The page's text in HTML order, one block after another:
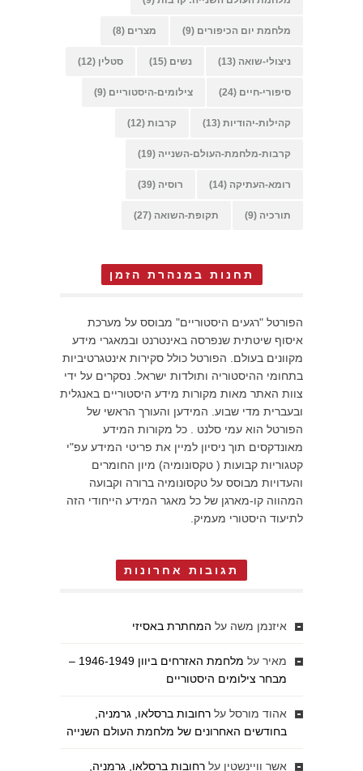
מלחמת יום הכיפורים (9) מצרים (8)
ניצולי-שואה (13) נשים (15) סטלין (12)
סיפורי-חיים (24) צילומים-היסטוריים (9)
קהילות-יהודיות (13) קרבות (12)
קרבות-מלחמת-העולם-השנייה (19)
רומא-העתיקה (14) רוסיה (39)
תורכיה (9) תקופת-השואה (27)
תחנות במנהרת הזמן
הפורטל "רגעים היסטוריים" מבוסס על מערכת
איסוף שיטתית שנפרסה באינטרנט ובמאגרי מידע
מקוונים בעולם. הפורטל כולל סקירות אינטגרטיביות
בתחומי ההיסטוריה ותולדות ישראל. נסקרים על ידי
צוות האתר מאות מקורות מידע היסטוריים באנגלית
ובעברית מדי שבוע. המידען והעורך הראשי של
הפורטל הוא עמי סלנט . כל מקורות המידע
מאונדקסים תוך ניסיון למיין את פריטי המידע עפ"י
קטגוריות קבועות ( טקסונומיה) מיון החומרים
והעדויות מבוסס על טקסונומיה ברורה וקבועה
המהווה קו-מארגן של כל מאגר המידע הייחודי הזה
לתיעוד היסטורי מעמיק.
תגובות אחרונות
איזנמן משה על המחתרת באסיזי
מאיר על
מלחמת האזרחים ביוון 1946-1949 –
מבחר צילומים היסטוריים
אהוד מורסל על רחובות ברסלאו, גרמניה,
בחודשים האחרונים של מלחמת העולם השנייה
אשר וויינשטין על רחובות ברסלאו, גרמניה,